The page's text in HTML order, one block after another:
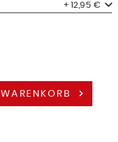
+ 12,95 €
WARENKORB